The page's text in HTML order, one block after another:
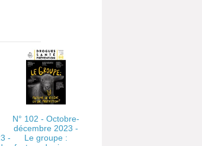
-
N° 102 - Octobre-
décembre 2023 -
Le groupe :